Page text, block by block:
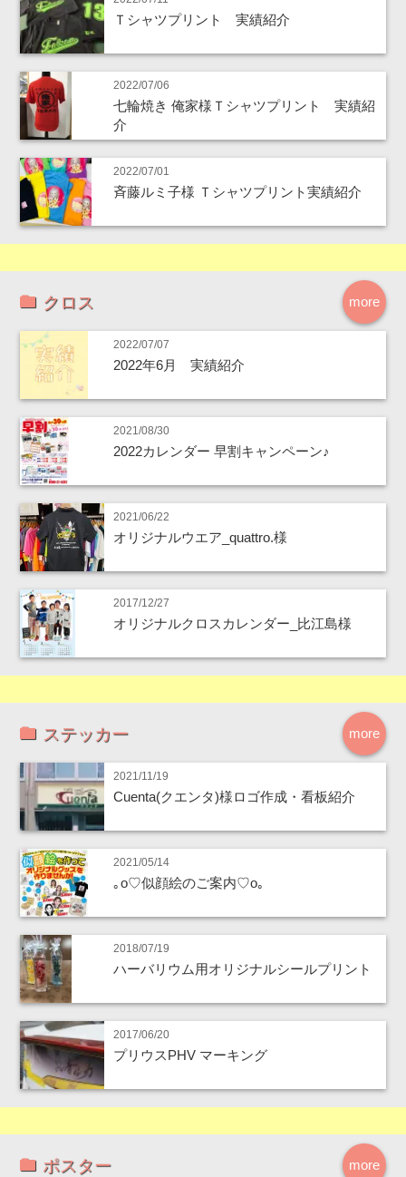
Ｔシャツプリント 実績紹介
2022/07/06
七輪焼き 俺家様Ｔシャツプリント 実績紹
介
2022/07/01
斉藤ルミ子様 Ｔシャツプリント実績紹介
more
クロス
2022/07/07
2022年6月 実績紹介
2021/08/30
2022カレンダー 早割キャンペーン♪
2021/06/22
オリジナルウエア_quattro.様
2017/12/27
オリジナルクロスカレンダー_比江島様
more
ステッカー
2021/11/19
Cuenta(クエンタ)様ロゴ作成・看板紹介
2021/05/14
｡o♡似顔絵のご案内♡o｡
2018/07/19
ハーバリウム用オリジナルシールプリント
2017/06/20
プリウスPHV マーキング
more
ポスター